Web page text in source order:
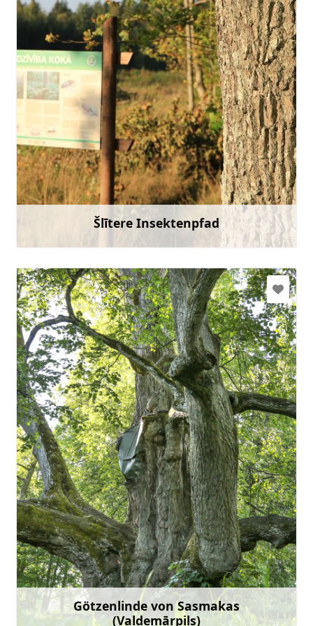
Šlītere Insektenpfad
slitere@daba.gov.lv
+371 67800389
Gehen Sie mit
Mehr
Götzenlinde von Sasmakas
(Valdemārpils)
visitvaldemarpils@talsi.lv
+371 25 486 793
Gehen Sie mit